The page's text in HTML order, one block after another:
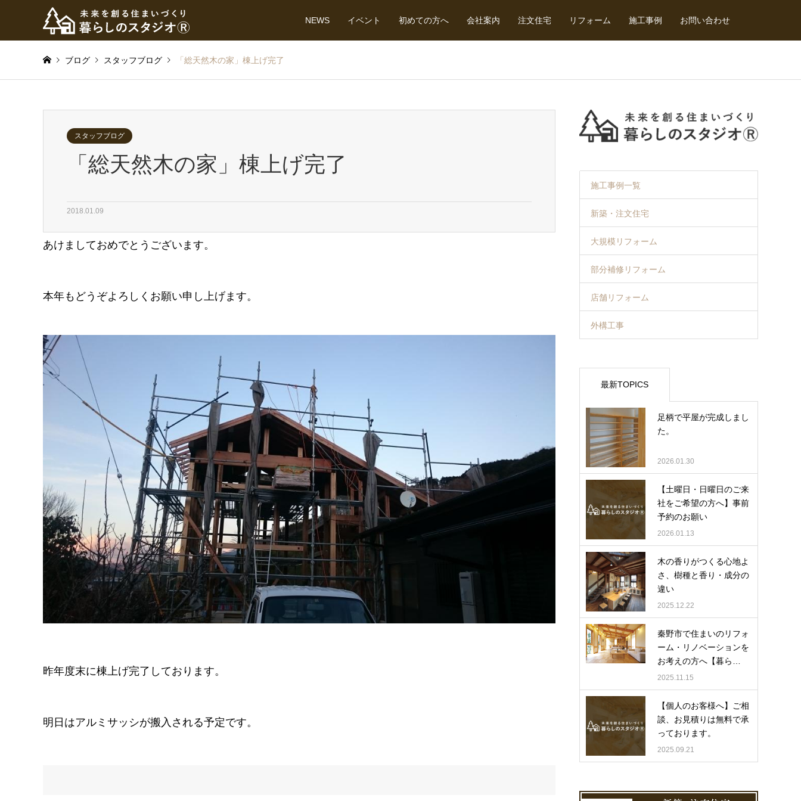
NEWS イベント 初めての方へ 会社案内 注文住宅 リフォーム 施工事例 お問い合わせ
ブログ スタッフブログ 「総天然木の家」棟上げ完了
スタッフブログ
「総天然木の家」棟上げ完了
2018.01.09
あけましておめでとうございます。
本年もどうぞよろしくお願い申し上げます。
昨年度末に棟上げ完了しております。
明日はアルミサッシが搬入される予定です。
施工事例一覧
新築・注文住宅
大規模リフォーム
部分補修リフォーム
店舗リフォーム
外構工事
最新TOPICS
足柄で平屋が完成しまし
た。
2026.01.30
【土曜日・日曜日のご来
社をご希望の方へ】事前
予約のお願い
2026.01.13
木の香りがつくる心地よ
さ、樹種と香り・成分の
違い
2025.12.22
秦野市で住まいのリフォ
ーム・リノベーションを
お考えの方へ【暮ら…
2025.11.15
【個人のお客様へ】ご相
談、お見積りは無料で承
っております。
2025.09.21